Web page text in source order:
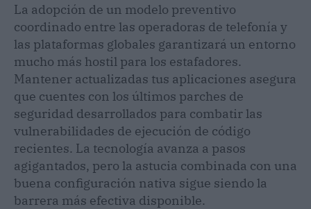
La adopción de un modelo preventivo
coordinado entre las operadoras de telefonía y
las plataformas globales garantizará un entorno
mucho más hostil para los estafadores.
Mantener actualizadas tus aplicaciones asegura
que cuentes con los últimos parches de
seguridad desarrollados para combatir las
vulnerabilidades de ejecución de código
recientes. La tecnología avanza a pasos
agigantados, pero la astucia combinada con una
buena configuración nativa sigue siendo la
barrera más efectiva disponible.